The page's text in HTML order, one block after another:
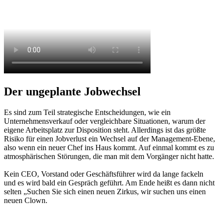
Der ungeplante Jobwechsel
Es sind zum Teil strategische Entscheidungen, wie ein
Unternehmensverkauf oder vergleichbare Situationen, warum der
eigene Arbeitsplatz zur Disposition steht. Allerdings ist das größte
Risiko für einen Jobverlust ein Wechsel auf der Management-Ebene,
also wenn ein neuer Chef ins Haus kommt. Auf einmal kommt es zu
atmosphärischen Störungen, die man mit dem Vorgänger nicht hatte.
Kein CEO, Vorstand oder Geschäftsführer wird da lange fackeln
und es wird bald ein Gespräch geführt. Am Ende heißt es dann nicht
selten „Suchen Sie sich einen neuen Zirkus, wir suchen uns einen
neuen Clown.